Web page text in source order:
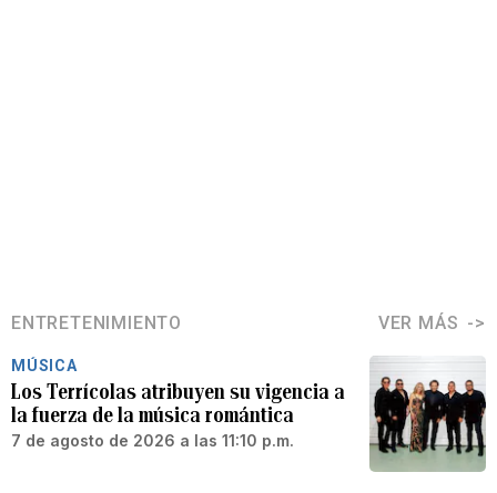
ENTRETENIMIENTO VER MÁS
MÚSICA
Los Terrícolas atribuyen su vigencia a
la fuerza de la música romántica
7 de agosto de 2026 a las 11:10 p.m.